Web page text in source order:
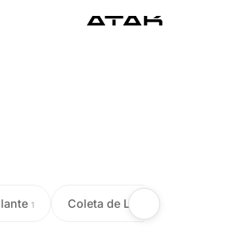
1 Coleta de Leite